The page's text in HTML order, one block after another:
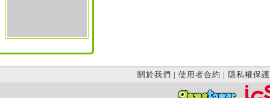
關於我們 | 使用者合約 | 隱私權保護